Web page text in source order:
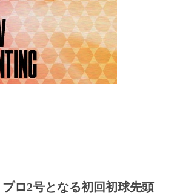
プロ2号となる初回初球先頭